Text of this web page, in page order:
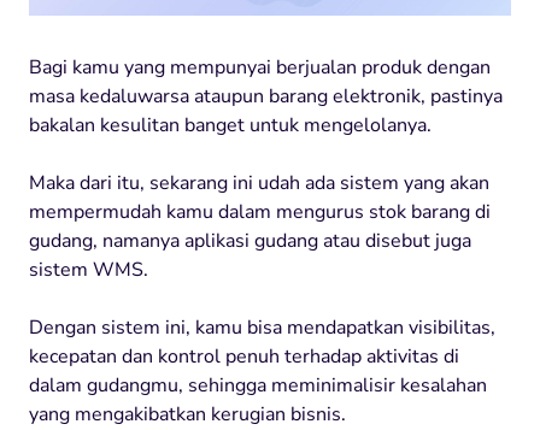
Bagi kamu yang mempunyai berjualan produk dengan
masa kedaluwarsa ataupun barang elektronik, pastinya
bakalan kesulitan banget untuk mengelolanya.
Maka dari itu, sekarang ini udah ada sistem yang akan
mempermudah kamu dalam mengurus stok barang di
gudang, namanya aplikasi gudang atau disebut juga
sistem WMS.
Dengan sistem ini, kamu bisa mendapatkan visibilitas,
kecepatan dan kontrol penuh terhadap aktivitas di
dalam gudangmu, sehingga meminimalisir kesalahan
yang mengakibatkan kerugian bisnis.